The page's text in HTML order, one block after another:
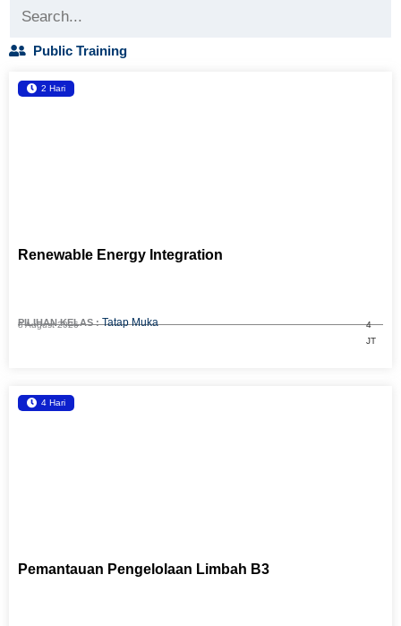
Public Training
2 Hari
Renewable Energy Integration
PILIHAN KELAS :Tatap Muka
8 August 2026
4
JT
4 Hari
Pemantauan Pengelolaan Limbah B3